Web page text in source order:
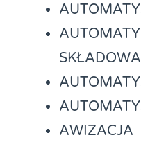
AWIZACJA